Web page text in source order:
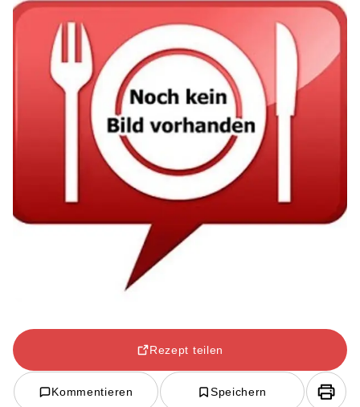
Rezept teilen
Kommentieren Speichern